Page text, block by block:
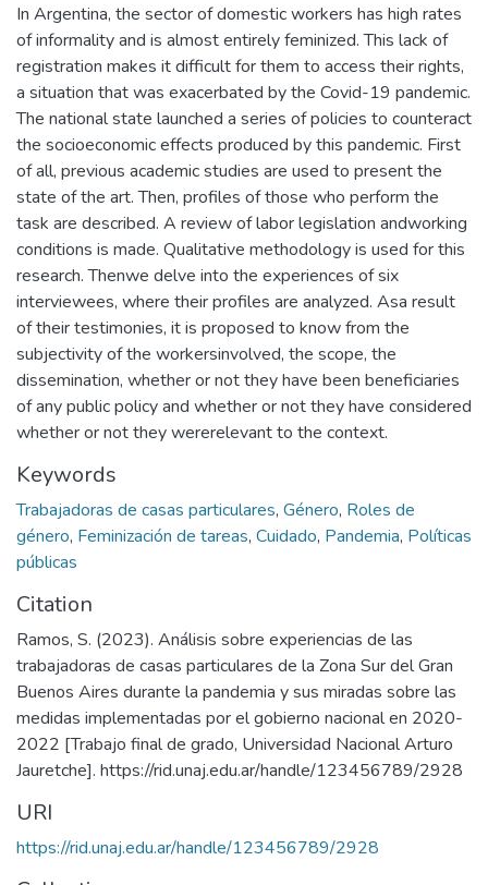
In Argentina, the sector of domestic workers has high rates
of informality and is almost entirely feminized. This lack of
registration makes it difficult for them to access their rights,
a situation that was exacerbated by the Covid-19 pandemic.
The national state launched a series of policies to counteract
the socioeconomic effects produced by this pandemic. First
of all, previous academic studies are used to present the
state of the art. Then, profiles of those who perform the
task are described. A review of labor legislation andworking
conditions is made. Qualitative methodology is used for this
research. Thenwe delve into the experiences of six
interviewees, where their profiles are analyzed. Asa result
of their testimonies, it is proposed to know from the
subjectivity of the workersinvolved, the scope, the
dissemination, whether or not they have been beneficiaries
of any public policy and whether or not they have considered
whether or not they wererelevant to the context.
Keywords
Trabajadoras de casas particulares, Género, Roles de
género, Feminización de tareas, Cuidado, Pandemia, Políticas
públicas
Citation
Ramos, S. (2023). Análisis sobre experiencias de las
trabajadoras de casas particulares de la Zona Sur del Gran
Buenos Aires durante la pandemia y sus miradas sobre las
medidas implementadas por el gobierno nacional en 2020-
2022 [Trabajo final de grado, Universidad Nacional Arturo
Jauretche]. https://rid.unaj.edu.ar/handle/123456789/2928
URI
https://rid.unaj.edu.ar/handle/123456789/2928